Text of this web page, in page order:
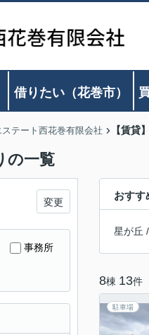
借りたい（花巻市）
テート西花巻有限会社 【賃貸
の一覧
おすす
星が丘 /
8棟 13件
駐車場
変更
事務所